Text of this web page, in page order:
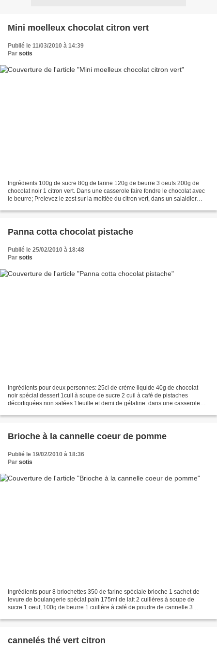
Mini moelleux chocolat citron vert
Publié le 11/03/2010 à 14:39
Par sotis
Ingrédients 100g de sucre 80g de farine 120g de beurre 3 oeufs 200g de
chocolat noir 1 citron vert. Dans une casserole faire fondre le chocolat avec
le beurre; Prelevez le zest sur la moitiée du citron vert, dans un salaldier
Panna cotta chocolat pistache
Publié le 25/02/2010 à 18:48
Par sotis
ingrédients pour deux personnes: 25cl de crème liquide 40g de chocolat
noir spécial dessert 1cuil à soupe de sucre 2 cuil à café de pistaches
décortiquées non salées 1feuille et demi de gélatine. dans une casserole
Brioche à la cannelle coeur de pomme
Publié le 19/02/2010 à 18:36
Par sotis
Ingrédients pour 8 briochettes 350 de farine spéciale brioche 1 sachet de
levure de boulangerie spécial pain 175ml de lait 2 cuillères à soupe de
sucre 1 oeuf, 100g de beurre 1 cuillère à café de poudre de cannelle 3
cannelés thé vert citron